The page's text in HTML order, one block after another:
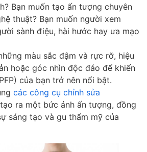
Bạn muốn tạo ấn tượng chuyên
thuật? Bạn muốn người xem
sành điệu, hài hước hay ưa mạo
màu sắc đậm và rực rỡ, hiệu
hoặc góc nhìn độc đáo để khiến
của bạn trở nên nổi bật.
các công cụ chỉnh sửa
ra một bức ảnh ấn tượng, đồng
sáng tạo và gu thẩm mỹ của